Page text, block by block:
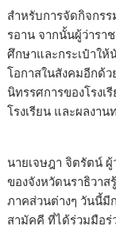
สำหรับการจัดกิจกร
รอาน จากนั้นผู้ว่ารา
ศึกษาและกระเป๋าให้
โอกาสในสังคมอีกด้
นิทรรศการของโรงเ
โรงเรียน และผลงาน
นายเจษฎา จิตรัตน์ ผู้
ของจังหวัดนราธิวา
ภาคส่วนต่างๆ วันนี้มี
สามัคคี ที่ได้ร่วมมือร่